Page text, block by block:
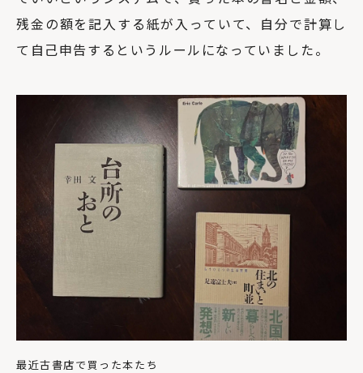
残金の額を記入する紙が入っていて、自分で計算し
て自己申告するというルールになっていました。
最近古書店で買った本たち